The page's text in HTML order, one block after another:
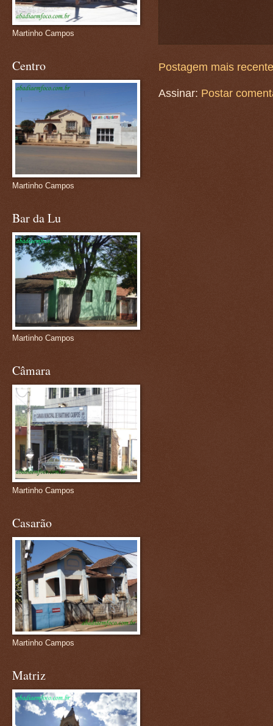
Postagem mais recente
Assinar: Postar
Martinho Campos
Centro
Martinho Campos
Bar da Lu
Martinho Campos
Câmara
Martinho Campos
Casarão
Martinho Campos
Matriz